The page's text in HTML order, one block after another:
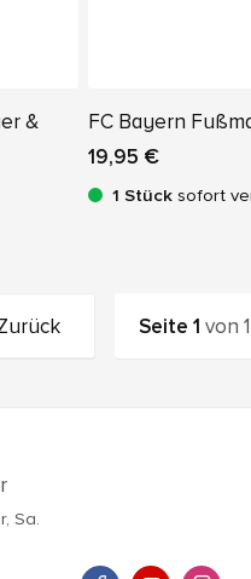
&
FC Bayern
19,95 €
1 Stück sofort
Seite1 von1
Sa.